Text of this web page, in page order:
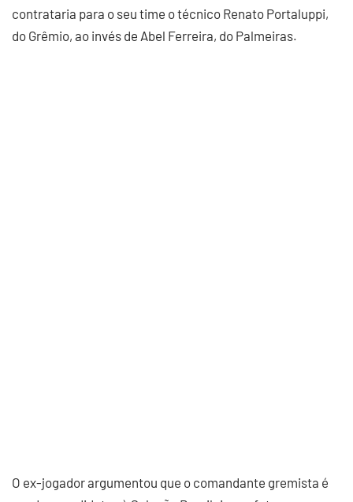
contrataria para o seu time o técnico Renato Portaluppi,
do Grêmio, ao invés de Abel Ferreira, do Palmeiras.
O ex-jogador argumentou que o comandante gremista é